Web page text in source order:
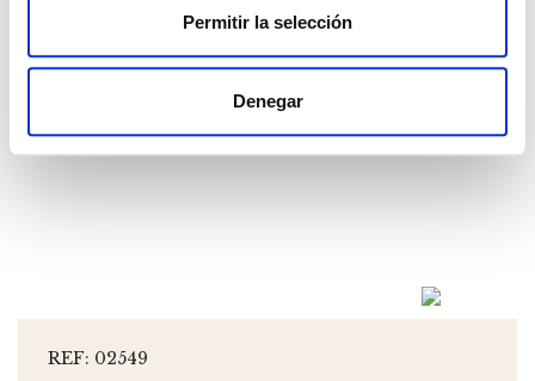
Permitir la selección
Denegar
REF: 02549